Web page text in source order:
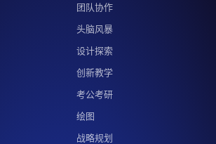
团队协作
头脑风暴
设计探索
创新教学
考公考研
绘图
战略规划